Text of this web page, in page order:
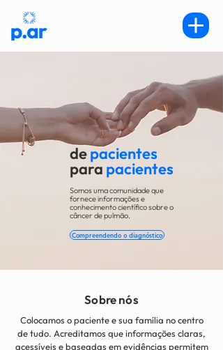
depacientes
para pacientes
Somos uma comunidade que
fornece informações e
conhecimento científico sobre o
câncer de pulmão.
Compreendendo o diagnóstico
Sobre nós
Colocamos o paciente e sua família no centro
de tudo. Acreditamos que informações claras,
acessíveis e baseadas em evidências permitem